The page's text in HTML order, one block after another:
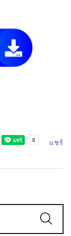
แชร์